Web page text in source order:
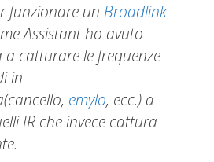
funzionare un Broadlink
Assistant ho avuto
catturare le frequenze
in
emylo, ecc.) a
IR che invece cattura